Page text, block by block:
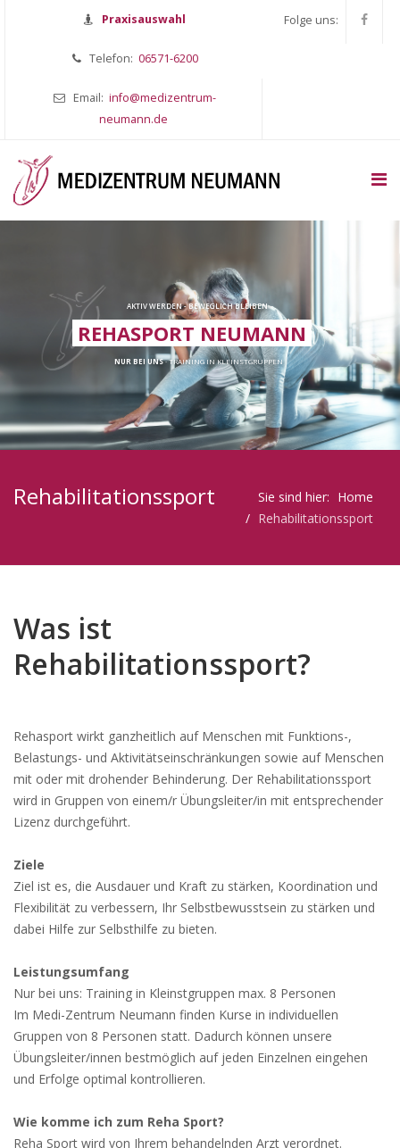
Praxisauswahl
Telefon: 06571-6200
Email: info@medizentrum-
neumann.de
Folge uns:
AKTIV WERDEN - BEWEGLICH BLEIBEN
REHASPORT NEUMANN
NUR BEI UNS· TRAINING IN KLEINSTGRUPPEN
Rehabilitationssport Sie sind hier: Home
Rehabilitationssport
Was ist
Rehabilitationssport?
Rehasport wirkt ganzheitlich auf Menschen mit Funktions-,
Belastungs- und Aktivitätseinschränkungen sowie auf Menschen
mit oder mit drohender Behinderung. Der Rehabilitationssport
wird in Gruppen von einem/r Übungsleiter/in mit entsprechender
Lizenz durchgeführt.
Ziele
Ziel ist es, die Ausdauer und Kraft zu stärken, Koordination und
Flexibilität zu verbessern, Ihr Selbstbewusstsein zu stärken und
dabei Hilfe zur Selbsthilfe zu bieten.
Leistungsumfang
Nur bei uns: Training in Kleinstgruppen max. 8 Personen
Im Medi-Zentrum Neumann finden Kurse in individuellen
Gruppen von 8 Personen statt. Dadurch können unsere
Übungsleiter/innen bestmöglich auf jeden Einzelnen eingehen
und Erfolge optimal kontrollieren.
Wie komme ich zum Reha Sport?
Reha Sport wird von Ihrem behandelnden Arzt verordnet.